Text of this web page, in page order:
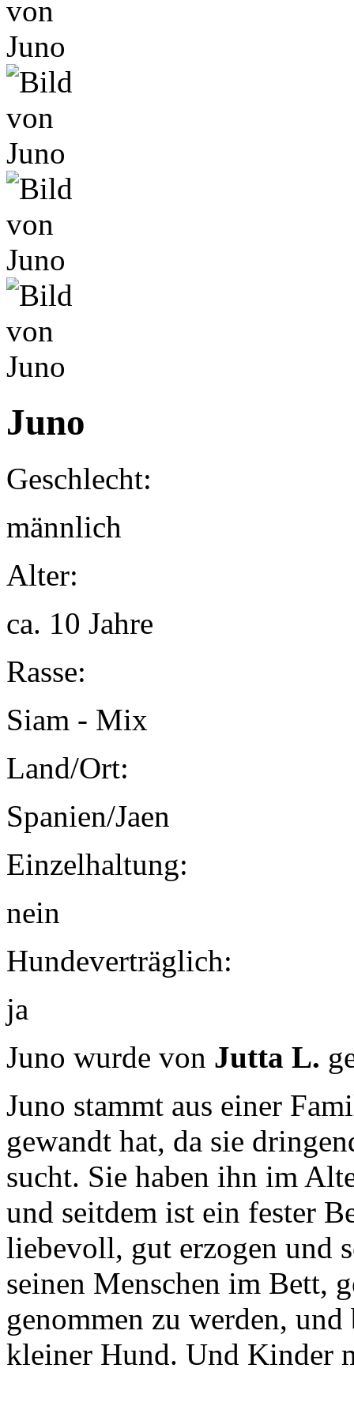
Juno
Geschlecht:
männlich
Alter:
ca. 10 Jahre
Rasse:
Siam - Mix
Land/Ort:
Spanien/Jaen
Einzelhaltung:
nein
Hundeverträglich:
ja
Juno wurde von Jutta L.
Juno stammt aus einer
gewandt hat, da sie
sucht. Sie haben ihn im
und seitdem ist ein fester
liebevoll, gut erzogen und
seinen Menschen im Bett,
genommen zu werden,
kleiner Hund. Und Kinder